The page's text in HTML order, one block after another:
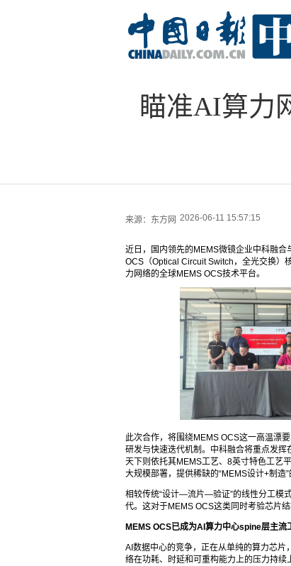
瞄准AI算力
来源： 东方网 2026-06-11 15:57:15
近日，国内领先的MEMS微镜企业中科融
OCS（Optical Circuit Switch，全光交换）
力网络的全球MEMS OCS技术平台。
此次合作，将围绕MEMS OCS这一高温漂
研发与快速迭代机制。中科融合将重点发
天下则依托其MEMS工艺、8英寸特色工艺
大规模部署，提供稀缺的“MEMS设计+制造”
相较传统“设计—流片—验证”的线性分工模
代。这对于MEMS OCS这类同时考验芯片
MEMS OCS已成为AI算力中心spine层主流
AI数据中心的竞争，正在从单纯的算力芯片
络在功耗、时延和可重构能力上的压力持